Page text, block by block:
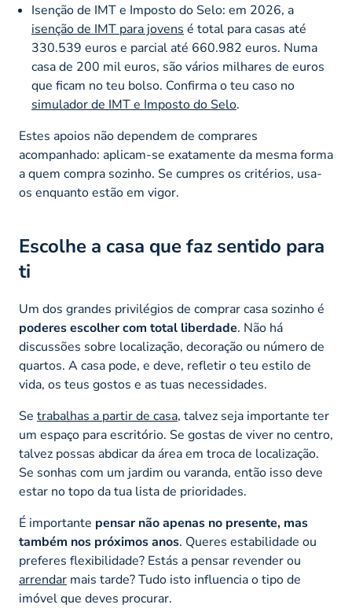
Isenção de IMT e Imposto do Selo: em 2026, a
isenção de IMT para jovens é total para casas até
330.539 euros e parcial até 660.982 euros. Numa
casa de 200 mil euros, são vários milhares de euros
que ficam no teu bolso. Confirma o teu caso no
simulador de IMT e Imposto do Selo.
Estes apoios não dependem de comprares
acompanhado: aplicam-se exatamente da mesma forma
a quem compra sozinho. Se cumpres os critérios, usa-
os enquanto estão em vigor.
Escolhe a casa que faz sentido para
ti
Um dos grandes privilégios de comprar casa sozinho é
poderes escolher com total liberdade. Não há
discussões sobre localização, decoração ou número de
quartos. A casa pode, e deve, refletir o teu estilo de
vida, os teus gostos e as tuas necessidades.
Se trabalhas a partir de casa, talvez seja importante ter
um espaço para escritório. Se gostas de viver no centro,
talvez possas abdicar da área em troca de localização.
Se sonhas com um jardim ou varanda, então isso deve
estar no topo da tua lista de prioridades.
É importante pensar não apenas no presente, mas
também nos próximos anos. Queres estabilidade ou
preferes flexibilidade? Estás a pensar revender ou
arrendar mais tarde? Tudo isto influencia o tipo de
imóvel que deves procurar.